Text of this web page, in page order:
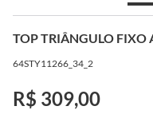
TOP TRIÂNGULO FIXO
64STY11266_34_2
R$ 309,00